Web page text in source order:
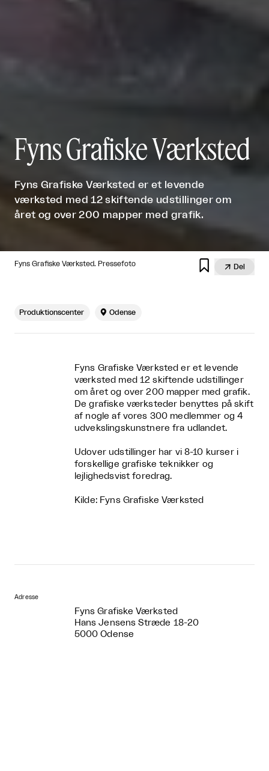
Fyns Grafiske Værksted
Fyns Grafiske Værksted er et levende
værksted med 12 skiftende udstillinger om
året og over 200 mapper med grafik.
Fyns Grafiske Værksted. Pressefoto   Del
Produktionscenter  Odense
Fyns Grafiske Værksted er et levende
værksted med 12 skiftende udstillinger
om året og over 200 mapper med grafik.
De grafiske værksteder benyttes på skift
af nogle af vores 300 medlemmer og 4
udvekslingskunstnere fra udlandet.
Udover udstillinger har vi 8-10 kurser i
forskellige grafiske teknikker og
lejlighedsvist foredrag.
Kilde: Fyns Grafiske Værksted
Adresse
Fyns Grafiske Værksted
Hans Jensens Stræde 18-20
5000 Odense